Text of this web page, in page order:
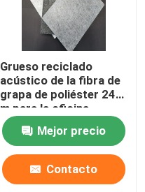
Grueso reciclado
acústico de la fibra de
grapa de poliéster 24m
m para la oficina
Mejor precio
Contacto